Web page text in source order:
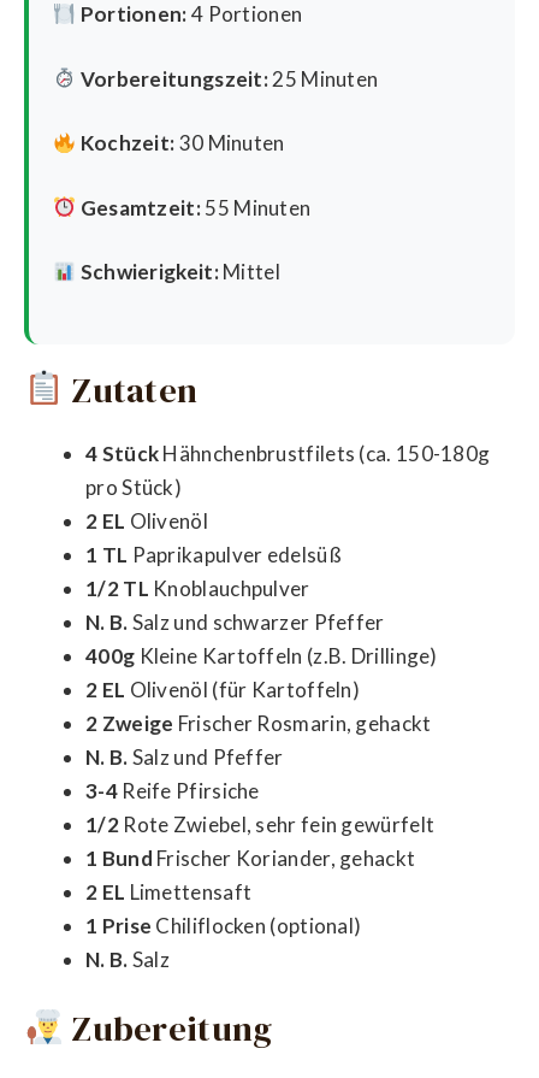
Portionen:4 Portionen
Vorbereitungszeit:25 Minuten
Kochzeit:30 Minuten
Gesamtzeit:55 Minuten
Schwierigkeit:Mittel
Zutaten
4 StückHähnchenbrustfilets (ca. 150-180g
pro Stück)
2 EL Olivenöl
1 TL Paprikapulver edelsüß
1/2 TL Knoblauchpulver
N. B.Salz und schwarzer Pfeffer
400g Kleine Kartoffeln (z.B. Drillinge)
2 EL Olivenöl (für Kartoffeln)
2 Zweige Frischer Rosmarin, gehackt
N. B.Salz und Pfeffer
3-4Reife Pfirsiche
1/2Rote Zwiebel, sehr fein gewürfelt
1 Bund Frischer Koriander, gehackt
2 EL Limettensaft
1 Prise Chiliflocken (optional)
N. B.Salz
Zubereitung